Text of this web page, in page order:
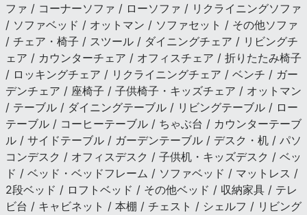
ファ / コーナーソファ / ローソファ / リクライニングソファ
/ ソファベッド / オットマン / ソファセット / その他ソファ
/ チェア・椅子 / スツール / ダイニングチェア / リビングチ
ェア / カウンターチェア / オフィスチェア / 折りたたみ椅子
/ ロッキングチェア / リクライニングチェア / ベンチ / ガー
デンチェア / 座椅子 / 子供椅子・キッズチェア / オットマン
/ テーブル / ダイニングテーブル / リビングテーブル / ロー
テーブル / コーヒーテーブル / ちゃぶ台 / カウンターテーブ
ル / サイドテーブル / ガーデンテーブル / デスク・机 / パソ
コンデスク / オフィスデスク / 子供机・キッズデスク / ベッ
ド / ベッド・ベッドフレーム / ソファベッド / マットレス /
2段ベッド / ロフトベッド / その他ベッド / 収納家具 / テレ
ビ台 / キャビネット / 本棚 / チェスト / シェルフ / リビング